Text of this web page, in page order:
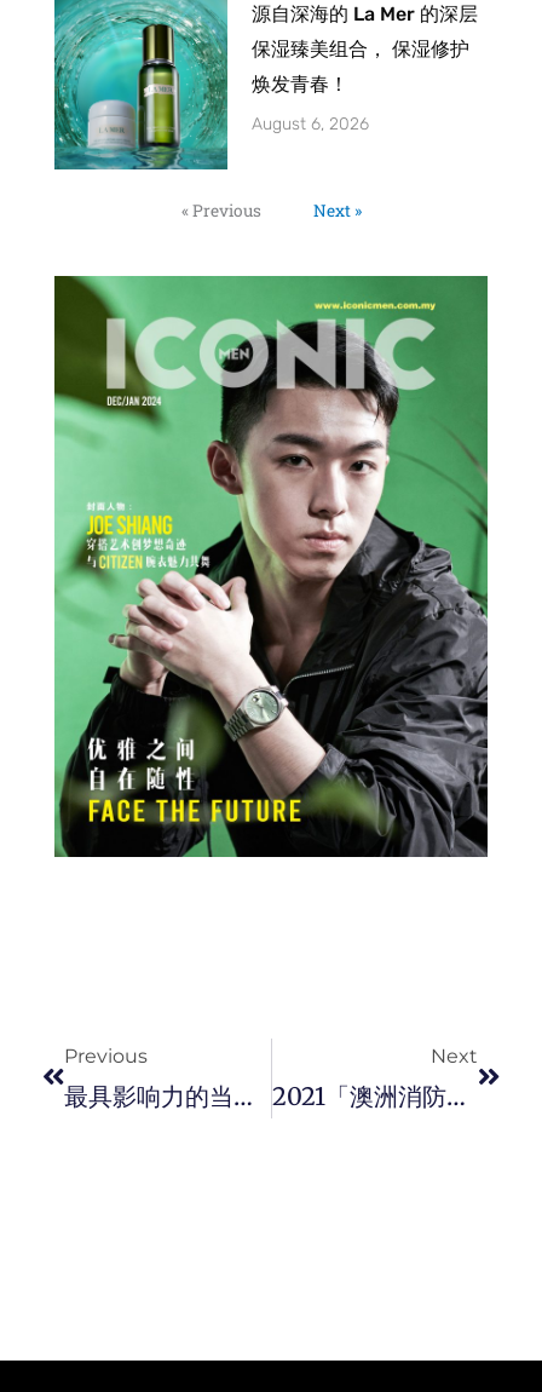
源自深海的 La Mer 的深层
保湿臻美组合， 保湿修护
焕发青春！
August 6, 2026
« Previous Next »
Previous
最具影响力的当代时装设计师 – Kim Jones 获得授予大英帝国官佐勳章。
Next
2021「澳洲消防猛男」Australian Firefighter Calendar 出炉！做公益助 「 野生动物 」。